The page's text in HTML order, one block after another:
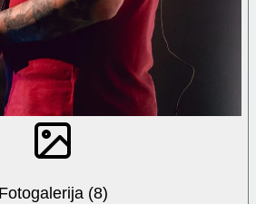
Fotogalerija (8)